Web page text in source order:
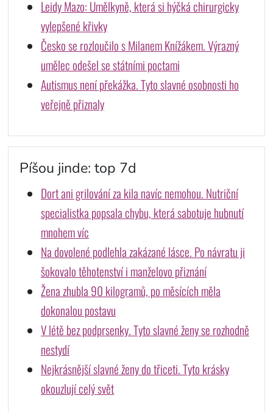
Leidy Mazo: Umělkyně, která si hýčká chirurgicky
vylepšené křivky
Česko se rozloučilo s Milanem Knížákem. Výrazný
umělec odešel se státními poctami
Autismus není překážka. Tyto slavné osobnosti ho
veřejně přiznaly
Píšou jinde: top 7d
Dort ani grilování za kila navíc nemohou. Nutriční
specialistka popsala chybu, která sabotuje hubnutí
mnohem víc
Na dovolené podlehla zakázané lásce. Po návratu ji
šokovalo těhotenství i manželovo přiznání
Žena zhubla 90 kilogramů, po měsících měla
dokonalou postavu
V létě bez podprsenky. Tyto slavné ženy se rozhodně
nestydí
Nejkrásnější slavné ženy do třiceti. Tyto krásky
okouzlují celý svět